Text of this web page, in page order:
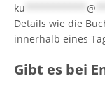
ku
@
Details wie die
innerhalb eines
Gibt es bei